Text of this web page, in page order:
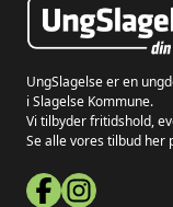
UngSlagelse er en
i Slagelse Kommune.
Vi tilbyder fritidshold,
Se alle vores tilbud her